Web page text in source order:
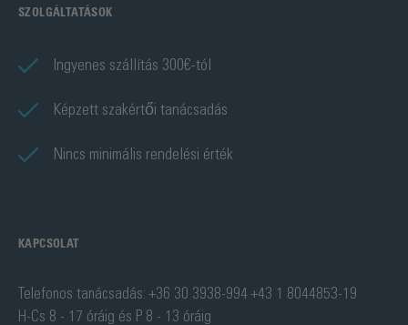
SZOLGÁLTATÁSOK
Ingyenes szállítás 300€-tól
Képzett szakértői tanácsadás
Nincs minimális rendelési érték
KAPCSOLAT
Telefonos tanácsadás: +36 30 3938-994 +43 1 8044853-19
H-Cs 8 - 17 óráig és P 8 - 13 óráig